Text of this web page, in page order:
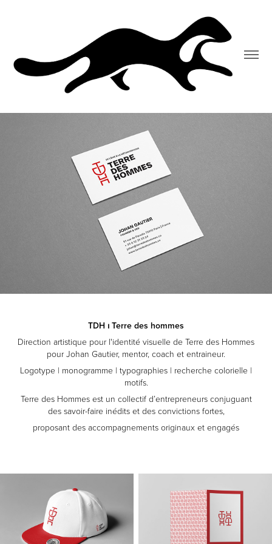
TDH ⏐ Terre des hommes
Direction artistique pour l'identité visuelle de Terre des Hommes
pour Johan Gautier, mentor, coach et entraineur.
Logotype | monogramme | typographies | recherche colorielle |
motifs.
Terre des Hommes est un collectif d’entrepreneurs conjuguant
des savoir-faire inédits et des convictions fortes,
proposant des accompagnements originaux et engagés